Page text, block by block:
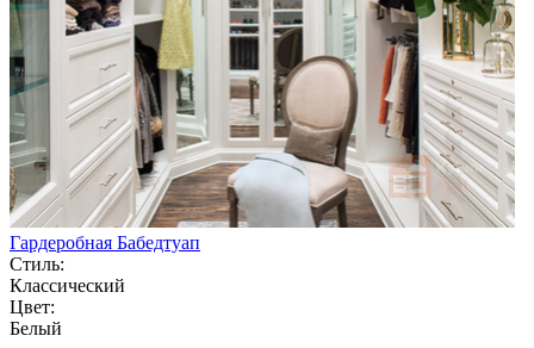
Гардеробная Бабедтуап
Стиль:
Классический
Цвет:
Белый